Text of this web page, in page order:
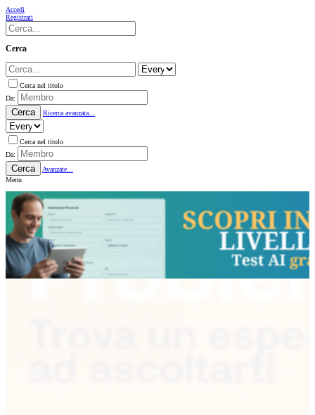
Accedi
Registrati
Cerca
Cerca nel titolo
Da:
Cerca Ricerca avanzata...
Cerca nel titolo
Da:
Cerca
Avanzate...
Menu